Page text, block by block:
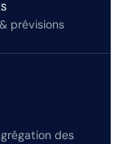
prévisions
des